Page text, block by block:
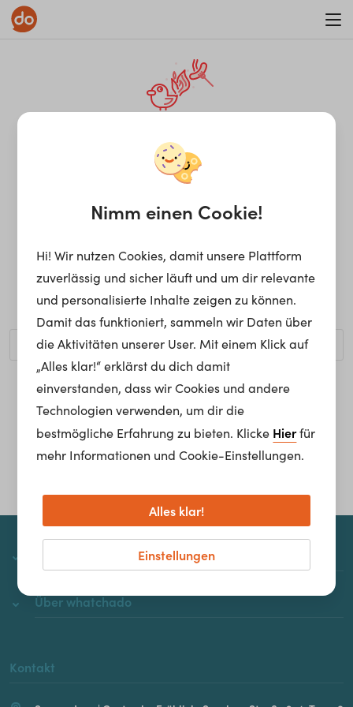
¡Ay, caramba! Seite nicht
gefunden.
Ups, die gewünschte Seite kann nicht gefunden werden.
Möchtest du nach einem bestimmten Begriff suchen?
Homepage
Über whatchado
Kontakt
Nimm einen Cookie!
Hi! Wir nutzen Cookies, damit unsere Plattform
zuverlässig und sicher läuft und um dir relevante
und personalisierte Inhalte zeigen zu können.
Damit das funktioniert, sammeln wir Daten über
die Aktivitäten unserer User. Mit einem Klick auf
„Alles klar!“ erklärst du dich damit
einverstanden, dass wir Cookies und andere
Technologien verwenden, um dir die
bestmögliche Erfahrung zu bieten. Klicke Hierfür
mehr Informationen und Cookie-Einstellungen.
Einstellungen
Alles klar!